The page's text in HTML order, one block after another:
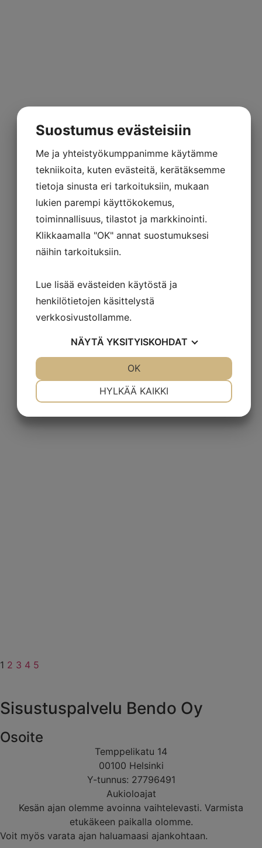
1 2 3 4 5
Sisustuspalvelu Bendo Oy
Osoite
Temppelikatu 14
00100 Helsinki
Y-tunnus: 27796491
Aukioloajat
Kesän ajan olemme avoinna vaihtelevasti. Varmista
etukäkeen paikalla olomme.
Voit myös varata ajan haluamaasi ajankohtaan.
Suostumus evästeisiin
Me ja yhteistyökumppanimme käytämme
tekniikoita, kuten evästeitä, kerätäksemme
tietoja sinusta eri tarkoituksiin, mukaan
lukien parempi käyttökokemus,
toiminnallisuus, tilastot ja markkinointi.
Klikkaamalla "OK" annat suostumuksesi
näihin tarkoituksiin.
Lue lisää evästeiden käytöstä ja
henkilötietojen käsittelystä
verkkosivustollamme.
NÄYTÄ YKSITYISKOHDAT
HYLKÄÄ KAIKKI
OK